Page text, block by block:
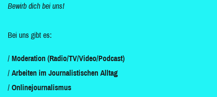
Bewirb dich bei uns!
Bei uns gibt es:
Moderation (Radio/TV/Video/Podcast)
Arbeiten im Journalistischen Alltag
Onlinejournalismus